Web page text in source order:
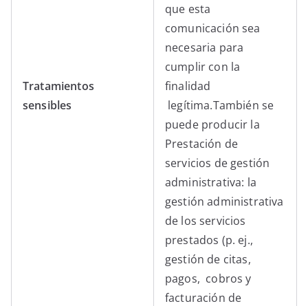
Tratamientos
sensibles
que esta
comunicación sea
necesaria para
cumplir con la
finalidad
legítima.También se
puede producir la
Prestación de
servicios de gestión
administrativa: la
gestión administrativa
de los servicios
prestados (p. ej.,
gestión de citas,
pagos, cobros y
facturación de